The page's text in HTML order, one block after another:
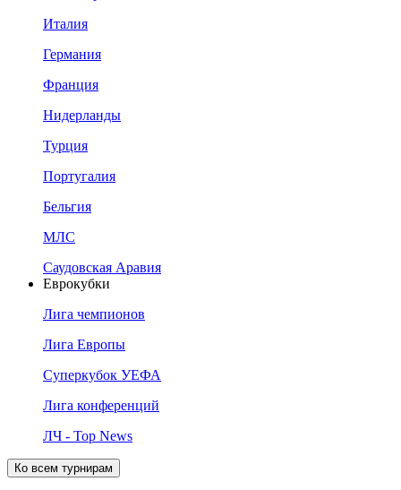
Италия
Германия
Франция
Нидерланды
Турция
Португалия
Бельгия
МЛС
Саудовская Аравия
Еврокубки
Лига чемпионов
Лига Европы
Суперкубок УЕФА
Лига конференций
ЛЧ - Top News
Ко всем турнирам